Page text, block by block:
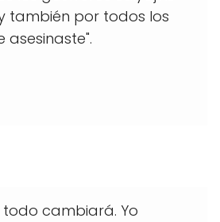
también por todos los
asesinaste".
todo cambiará. Yo